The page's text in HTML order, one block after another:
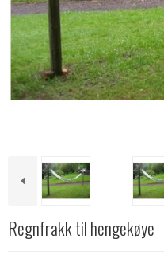
Regnfrakk til hengekøye